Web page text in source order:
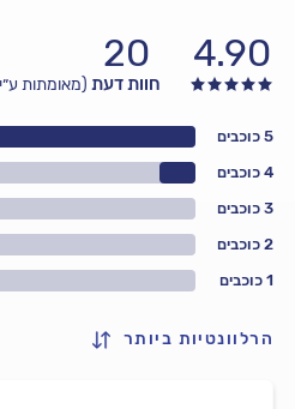
4.90
20
חוות דעת (מאומתות
1 כוכבים
2 כוכבים
3 כוכבים
4 כוכבים
5 כוכבים
הרלוונטיות ביותר